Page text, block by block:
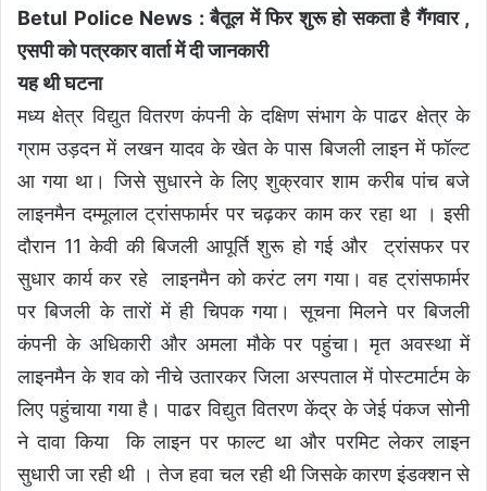
Betul Police News : बैतूल में फिर शुरू हो सकता है गैंगवार ,
एसपी को पत्रकार वार्ता में दी जानकारी
यह थी घटना
मध्य क्षेत्र विद्युत वितरण कंपनी के दक्षिण संभाग के पाढर क्षेत्र के
ग्राम उड़दन में लखन यादव के खेत के पास बिजली लाइन में फॉल्ट
आ गया था। जिसे सुधारने के लिए शुक्रवार शाम करीब पांच बजे
लाइनमैन दम्मूलाल ट्रांसफार्मर पर चढ़कर काम कर रहा था । इसी
दौरान 11 केवी की बिजली आपूर्ति शुरू हो गई और ट्रांसफर पर
सुधार कार्य कर रहे लाइनमैन को करंट लग गया। वह ट्रांसफार्मर
पर बिजली के तारों में ही चिपक गया। सूचना मिलने पर बिजली
कंपनी के अधिकारी और अमला मौके पर पहुंचा। मृत अवस्था में
लाइनमैन के शव को नीचे उतारकर जिला अस्पताल में पोस्टमार्टम के
लिए पहुंचाया गया है। पाढर विद्युत वितरण केंद्र के जेई पंकज सोनी
ने दावा किया कि लाइन पर फाल्ट था और परमिट लेकर लाइन
सुधारी जा रही थी । तेज हवा चल रही थी जिसके कारण इंडक्शन से